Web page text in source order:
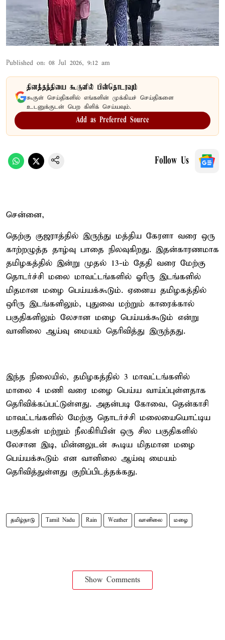
Published on: 08 Jul 2026, 9:12 am
தினத்தந்தியை கூகுளில் பின்தொடரவும்
கூகுள் செய்திகளில் எங்களின் முக்கியச் செய்திகளை
உடனுக்குடன் பெற கிளிக் செய்யவும்.
Add as Preferred Source
Follow Us
சென்னை,
தெற்கு குஜராத்தில் இருந்து மத்திய கேரளா வரை ஒரு
காற்றழுத்த தாழ்வு பாதை நிலவுகிறது. இதன்காரணமாக
தமிழகத்தில் இன்று முதல் 13-ம் தேதி வரை மேற்கு
தொடர்ச்சி மலை மாவட்டங்களில் ஓரிரு இடங்களில்
மிதமான மழை பெய்யக்கூடும். ஏனைய தமிழகத்தில்
ஒரிரு இடங்களிலும், புதுவை மற்றும் காரைக்கால்
பகுதிகளிலும் லேசான மழை பெய்யக்கூடும் என்று
வானிலை ஆய்வு மையம் தெரிவித்து இருந்தது.
இந்த நிலையில், தமிழகத்தில் 3 மாவட்டங்களில்
மாலை 4 மணி வரை மழை பெய்ய வாய்ப்புள்ளதாக
தெரிவிக்கப்பட்டுள்ளது. அதன்படி கோவை, தென்காசி
மாவட்டங்களில் மேற்கு தொடர்ச்சி மலையையொட்டிய
பகுதிகள் மற்றும் நீலகிரியின் ஒரு சில பகுதிகளில்
லேசான இடி, மின்னலுடன் கூடிய மிதமான மழை
பெய்யக்கூடும் என வானிலை ஆய்வு மையம்
தெரிவித்துள்ளது குறிப்பிடத்தக்கது.
தமிழ்நாடு Tamil Nadu Rain Weather வானிலை மழை
Show Comments